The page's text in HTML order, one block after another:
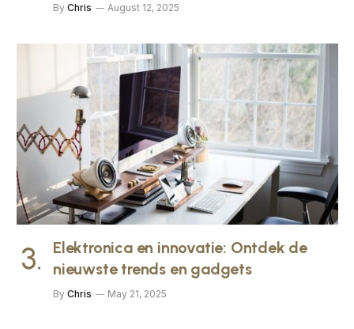
By Chris August 12, 2025
Elektronica en innovatie: Ontdek de
nieuwste trends en gadgets
By Chris May 21, 2025